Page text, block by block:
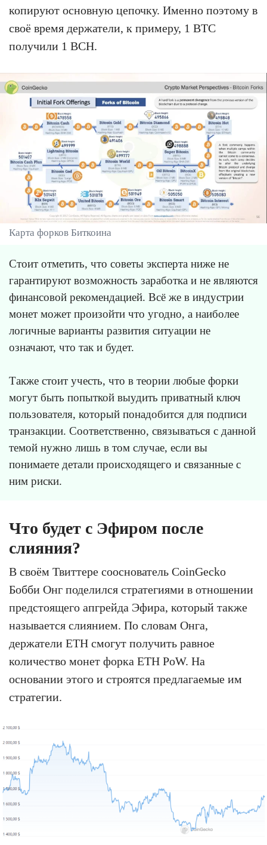
копируют основную цепочку. Именно поэтому в
своё время держатели, к примеру, 1 BTC
получили 1 BCH.
Карта форков Биткоина
Стоит отметить, что советы эксперта ниже не
гарантируют возможность заработка и не являются
финансовой рекомендацией. Всё же в индустрии
монет может произойти что угодно, а наиболее
логичные варианты развития ситуации не
означают, что так и будет.
Также стоит учесть, что в теории любые форки
могут быть попыткой выудить приватный ключ
пользователя, который понадобится для подписи
транзакции. Соответственно, связываться с данной
темой нужно лишь в том случае, если вы
понимаете детали происходящего и связанные с
ним риски.
Что будет с Эфиром после
слияния?
В своём Твиттере сооснователь CoinGecko
Бобби Онг поделился стратегиями в отношении
предстоящего апгрейда Эфира, который также
называется слиянием. По словам Онга,
держатели ETH смогут получить равное
количество монет форка ETH PoW. На
основании этого и строятся предлагаемые им
стратегии.